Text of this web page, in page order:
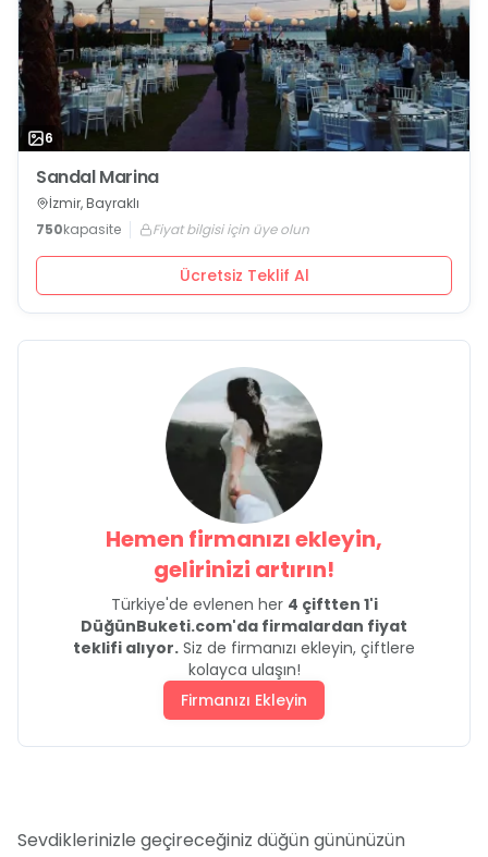
6
Sandal Marina
İzmir, Bayraklı
750kapasite Fiyat bilgisi için üye olun
Ücretsiz Teklif Al
Hemen firmanızı ekleyin,
gelirinizi artırın!
Türkiye'de evlenen her 4 çiftten 1'i
DüğünBuketi.com'da firmalardan fiyat
teklifi alıyor. Siz de firmanızı ekleyin, çiftlere
kolayca ulaşın!
Firmanızı Ekleyin
Sevdiklerinizle geçireceğiniz düğün gününüzün